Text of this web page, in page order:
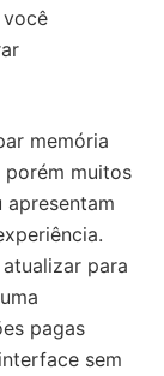
memória
porém muitos
para
pagas
sem